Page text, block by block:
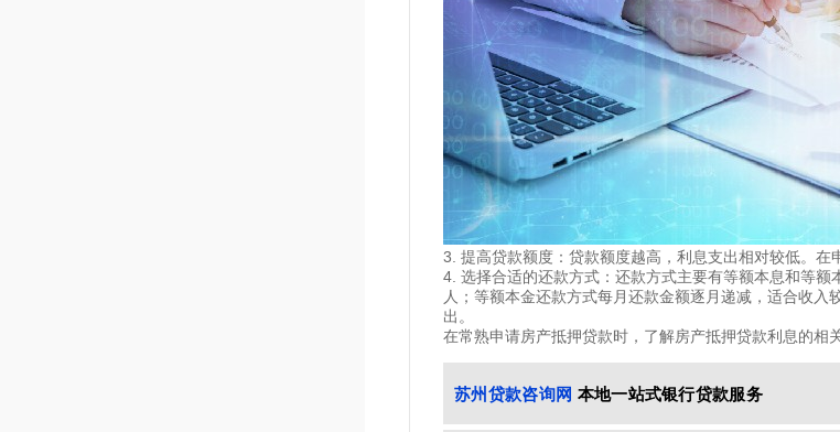
3. 提高贷款额度：贷款额度越高，利息支出相对较低。在
4. 选择合适的还款方式：还款方式主要有等额本息和等
人；等额本金还款方式每月还款金额逐月递减，适合收
出。
在常熟申请房产抵押贷款时，了解房产抵押贷款利息的相
苏州贷款咨询网 本地一站式银行贷款服务